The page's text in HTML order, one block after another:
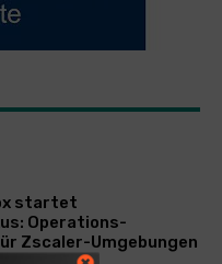
startet
Operations-
Zscaler-Umgebungen